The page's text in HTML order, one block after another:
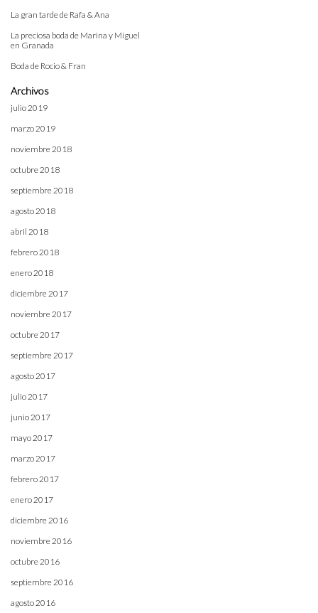
La gran tarde de Rafa & Ana
La preciosa boda de Marina y Miguel
en Granada
Boda de Rocio & Fran
Archivos
julio 2019
marzo 2019
noviembre 2018
octubre 2018
septiembre 2018
agosto 2018
abril 2018
febrero 2018
enero 2018
diciembre 2017
noviembre 2017
octubre 2017
septiembre 2017
agosto 2017
julio 2017
junio 2017
mayo 2017
marzo 2017
febrero 2017
enero 2017
diciembre 2016
noviembre 2016
octubre 2016
septiembre 2016
agosto 2016